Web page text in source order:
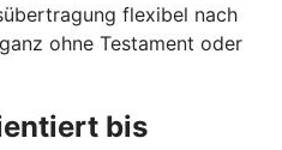
flexibel nach
ohne Testament oder
bis